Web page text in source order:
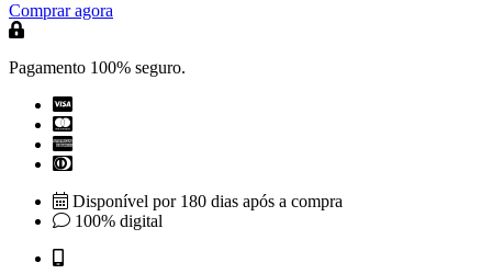
Comprar agora
Pagamento 100% seguro.
Disponível por 180 dias após a compra
100% digital